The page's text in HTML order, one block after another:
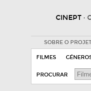
CINEPT ·
SOBRE O
FILMES
PROCURAR